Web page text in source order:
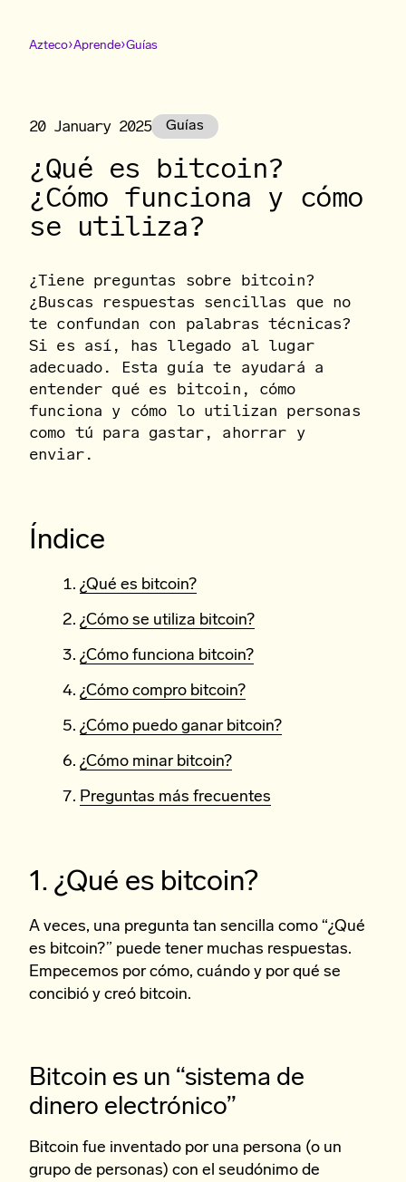
Azteco›Aprende›Guías
20 January 2025 Guías
¿Qué es bitcoin?
¿Cómo funciona y cómo
se utiliza?
¿Tiene preguntas sobre bitcoin?
¿Buscas respuestas sencillas que no
te confundan con palabras técnicas?
Si es así, has llegado al lugar
adecuado. Esta guía te ayudará a
entender qué es bitcoin, cómo
funciona y cómo lo utilizan personas
como tú para gastar, ahorrar y
enviar.
Índice
¿Qué es bitcoin?
¿Cómo se utiliza bitcoin?
¿Cómo funciona bitcoin?
¿Cómo compro bitcoin?
¿Cómo puedo ganar bitcoin?
¿Cómo minar bitcoin?
Preguntas más frecuentes
1. ¿Qué es bitcoin?
A veces, una pregunta tan sencilla como “¿Qué
es bitcoin?” puede tener muchas respuestas.
Empecemos por cómo, cuándo y por qué se
concibió y creó bitcoin.
Bitcoin es un “sistema de
dinero electrónico”
Bitcoin fue inventado por una persona (o un
grupo de personas) con el seudónimo de